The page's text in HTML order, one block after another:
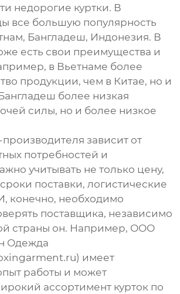
недорогие куртки. В
все большую популярность
Бангладеш, Индонезия. В
есть свои преимущества и
в Вьетнаме более
продукции, чем в Китае, но и
более низкая
силы, но и более низкое
зависит от
потребностей и
учитывать не только цену,
поставки, логистические
конечно, необходимо
поставщика, независимо
страны он. Например, ООО
Одежда
имеет
работы и может
ассортимент курток по